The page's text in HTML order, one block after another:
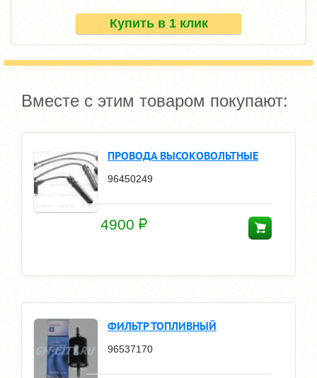
Купить в 1 клик
Вместе с этим товаром покупают:
ПРОВОДА ВЫСОКОВОЛЬТНЫЕ
96450249
4900
ФИЛЬТР ТОПЛИВНЫЙ
96537170